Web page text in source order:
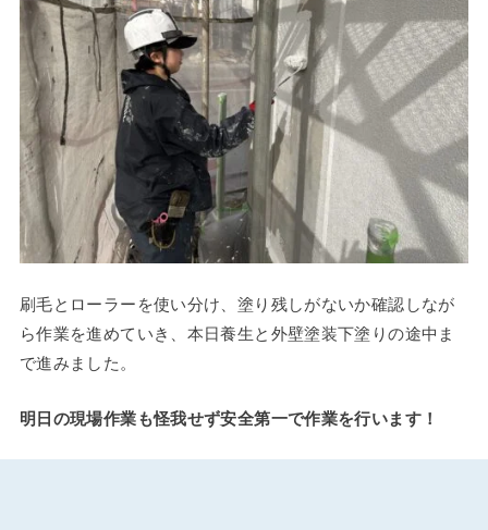
刷毛とローラーを使い分け、塗り残しがないか確認しなが
ら作業を進めていき、本日養生と外壁塗装下塗りの途中ま
で進みました。
明日の現場作業も怪我せず安全第一で作業を行います！